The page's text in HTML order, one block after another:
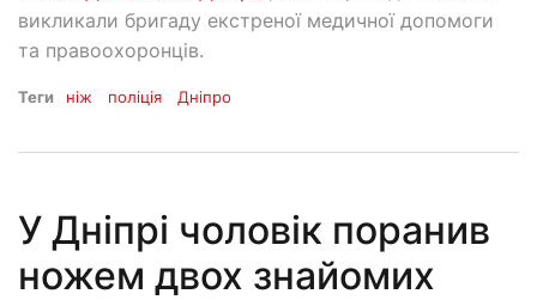
викликали бригаду екстреної медичної допомоги
та правоохоронців.
Теги ніж поліція Дніпро
У Дніпрі чоловік поранив
ножем двох знайомих